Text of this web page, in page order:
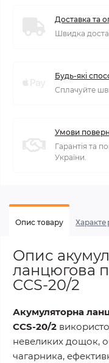
Доставка та
Швидка
Будь-які
Сплачуйте
Умови
Гарантія та
України.
Опис товару
Опис
ланцюгова
CCS-20/2
Акумуляторна
CCS-20/2
невеликих дощок,
чагарника,